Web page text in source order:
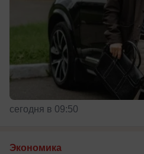
сегодня в 09:50
Экономика